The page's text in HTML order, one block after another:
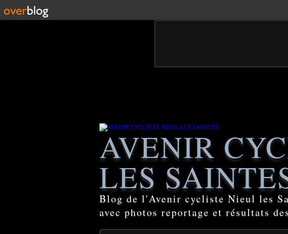
AVENIR
LES
Blog de l'Avenir cycliste Nieul les
avec photos reportage et résultats